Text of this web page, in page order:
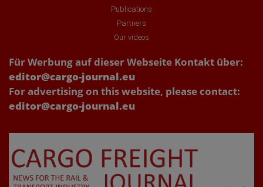
Publications
Partners
Our videos
Für Werbung auf dieser Webseite Kontakt über:
editor@cargo-journal.eu
For advertising on this website, please contact:
editor@cargo-journal.eu